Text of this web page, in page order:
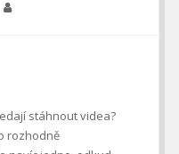
stáhnout videa?
rozhodně